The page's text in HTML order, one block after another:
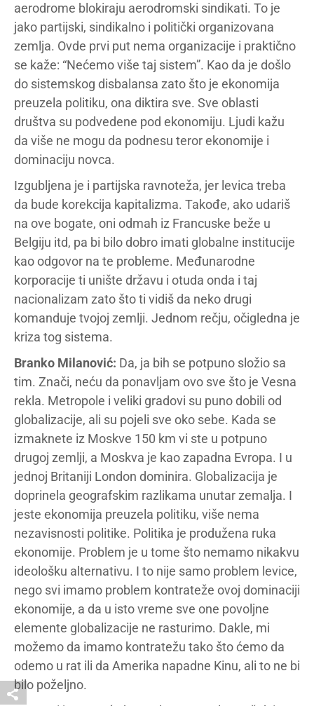
aerodrome blokiraju aerodromski sindikati. To je
jako partijski, sindikalno i politički organizovana
zemlja. Ovde prvi put nema organizacije i praktično
se kaže: “Nećemo više taj sistem”. Kao da je došlo
do sistemskog disbalansa zato što je ekonomija
preuzela politiku, ona diktira sve. Sve oblasti
društva su podvedene pod ekonomiju. Ljudi kažu
da više ne mogu da podnesu teror ekonomije i
dominaciju novca.
Izgubljena je i partijska ravnoteža, jer levica treba
da bude korekcija kapitalizma. Takođe, ako udariš
na ove bogate, oni odmah iz Francuske beže u
Belgiju itd, pa bi bilo dobro imati globalne institucije
kao odgovor na te probleme. Međunarodne
korporacije ti unište državu i otuda onda i taj
nacionalizam zato što ti vidiš da neko drugi
komanduje tvojoj zemlji. Jednom rečju, očigledna je
kriza tog sistema.
Branko Milanović: Da, ja bih se potpuno složio sa
tim. Znači, neću da ponavljam ovo sve što je Vesna
rekla. Metropole i veliki gradovi su puno dobili od
globalizacije, ali su pojeli sve oko sebe. Kada se
izmaknete iz Moskve 150 km vi ste u potpuno
drugoj zemlji, a Moskva je kao zapadna Evropa. I u
jednoj Britaniji London dominira. Globalizacija je
doprinela geografskim razlikama unutar zemalja. I
jeste ekonomija preuzela politiku, više nema
nezavisnosti politike. Politika je produžena ruka
ekonomije. Problem je u tome što nemamo nikakvu
ideološku alternativu. I to nije samo problem levice,
nego svi imamo problem kontrateže ovoj dominaciji
ekonomije, a da u isto vreme sve one povoljne
elemente globalizacije ne rasturimo. Dakle, mi
možemo da imamo kontratežu tako što ćemo da
odemo u rat ili da Amerika napadne Kinu, ali to ne bi
bilo poželjno.